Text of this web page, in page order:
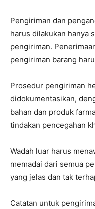
Pengiriman dan
harus dilakukan hanya
pengiriman.
pengiriman barang
Prosedur pengiriman
didokumentasikan,
bahan dan produk
tindakan pencegahan
Wadah luar harus
memadai dari semua
yang jelas dan tak
Catatan untuk